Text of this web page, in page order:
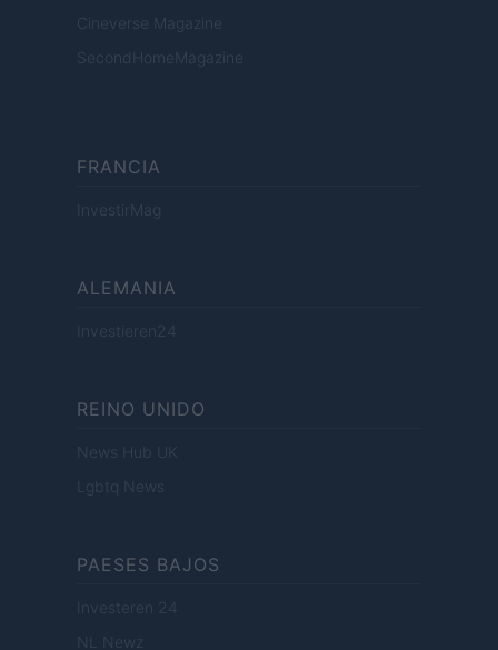
Cineverse Magazine
SecondHomeMagazine
FRANCIA
InvestirMag
ALEMANIA
Investieren24
REINO UNIDO
News Hub UK
Lgbtq News
PAESES BAJOS
Investeren 24
NL Newz